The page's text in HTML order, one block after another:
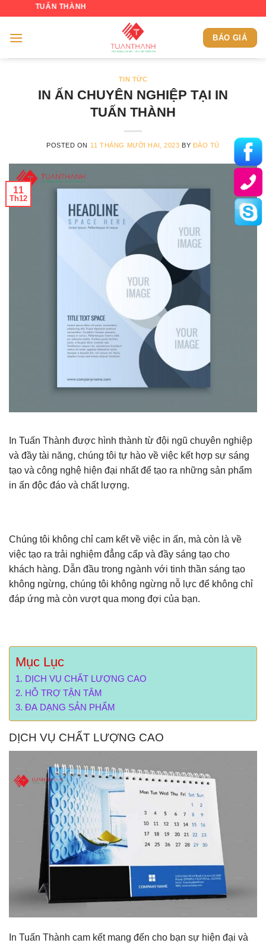
content
THÀNH
BÁO GIÁ
TIN TỨC
IN ẤN CHUYÊN NGHIỆP TẠI IN
TUẤN THÀNH
POSTED ON 11 THÁNG MƯỜI HAI, 2023 BY ĐÀO TÚ
11
Th12
In Tuấn Thành được hình thành từ đội ngũ chuyên nghiệp
và đầy tài năng, chúng tôi tự hào về việc kết hợp sự sáng
tạo và công nghệ hiện đại nhất để tạo ra những sản phẩm
in ấn độc đáo và chất lượng.
Chúng tôi không chỉ cam kết về việc in ấn, mà còn là về
việc tạo ra trải nghiệm đẳng cấp và đầy sáng tạo cho
khách hàng. Dẫn đầu trong ngành với tinh thần sáng tạo
không ngừng, chúng tôi không ngừng nỗ lực để không chỉ
đáp ứng mà còn vượt qua mong đợi của bạn.
Mục Lục
DỊCH VỤ CHẤT LƯỢNG CAO
HỖ TRỢ TẬN TÂM
ĐA DẠNG SẢN PHẨM
DỊCH VỤ CHẤT LƯỢNG CAO
In Tuấn Thành cam kết mang đến cho bạn sự hiện đại và